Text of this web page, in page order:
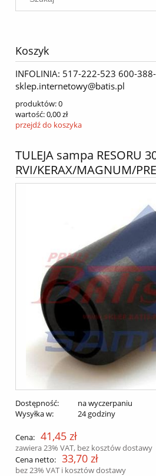
Koszyk
INFOLINIA: 517-222-523 600-
sklep.internetowy@batis.pl
produktów:0
wartość:0,00 zł
przejdź do koszyka
TULEJA sampa RESORU
RVI/KERAX/MAGNUM/
Dostępność:
na wyczerpaniu
Wysyłka w:
24 godziny
Cena: 41,45 zł
zawiera 23% VAT, bez kosztów dostawy
Cena netto: 33,70 zł
bez 23% VAT i kosztów dostawy